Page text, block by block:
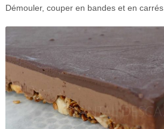
Démouler, couper en bandes et en carrés.